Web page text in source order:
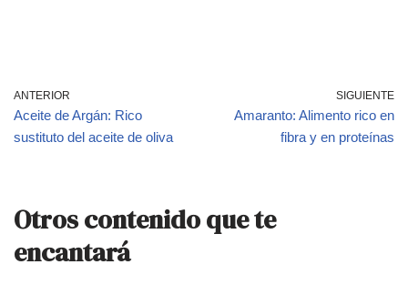
ANTERIOR
Aceite de Argán: Rico
sustituto del aceite de oliva
SIGUIENTE
Amaranto: Alimento rico en
fibra y en proteínas
Otros contenido que te
encantará